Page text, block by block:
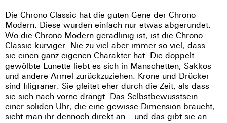
Die Chrono Classic hat die guten Gene der Chrono
Modern. Diese wurden einfach nur etwas abgerundet.
Wo die Chrono Modern geradlinig ist, ist die Chrono
Classic kurviger. Nie zu viel aber immer so viel, dass
sie einen ganz eigenen Charakter hat. Die doppelt
gewölbte Lunette liebt es sich in Manschetten, Sakkos
und andere Ärmel zurückzuziehen. Krone und Drücker
sind filigraner. Sie gleitet eher durch die Zeit, als dass
sie sich nach vorne drängt. Das Selbstbewusstsein
einer soliden Uhr, die eine gewisse Dimension braucht,
sieht man ihr dennoch direkt an – und das gibt sie an